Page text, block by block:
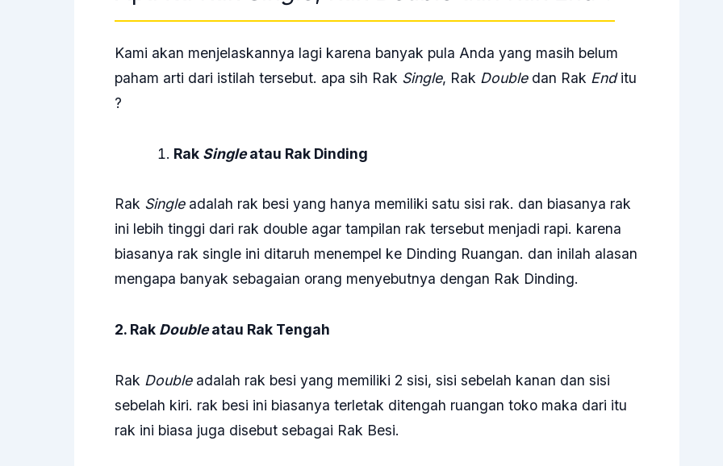
Kami akan menjelaskannya lagi karena banyak pula Anda yang masih belum
paham arti dari istilah tersebut. apa sih Rak Single, Rak Doubledan Rak Enditu
?
Rak Singleatau Rak Dinding
Rak Singleadalah rak besi yang hanya memiliki satu sisi rak. dan biasanya rak
ini lebih tinggi dari rak double agar tampilan rak tersebut menjadi rapi. karena
biasanya rak single ini ditaruh menempel ke Dinding Ruangan. dan inilah alasan
mengapa banyak sebagaian orang menyebutnya dengan Rak Dinding.
2. Rak Doubleatau Rak Tengah
Rak Doubleadalah rak besi yang memiliki 2 sisi, sisi sebelah kanan dan sisi
sebelah kiri. rak besi ini biasanya terletak ditengah ruangan toko maka dari itu
rak ini biasa juga disebut sebagai Rak Besi.